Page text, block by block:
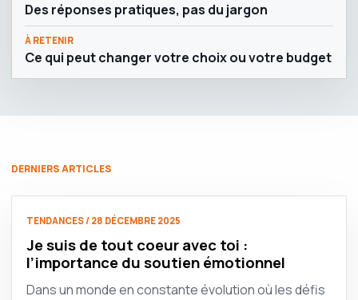
Des réponses pratiques, pas du jargon
À RETENIR
Ce qui peut changer votre choix ou votre budget
DERNIERS ARTICLES
TENDANCES / 28 DÉCEMBRE 2025
Je suis de tout coeur avec toi :
l’importance du soutien émotionnel
Dans un monde en constante évolution où les défis